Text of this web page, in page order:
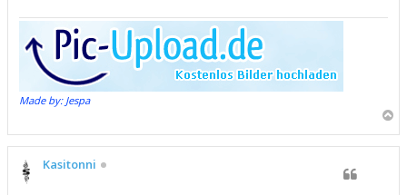
Made by: Jespa
ö
Kasitonni